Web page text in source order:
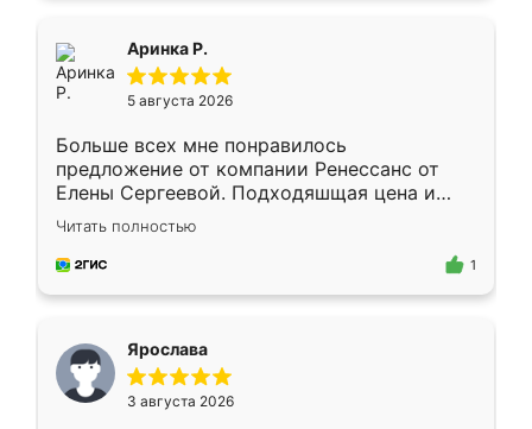
Аринка Р.
5 августа 2026
Больше всех мне понравилось
предложение от компании Ренессанс от
Елены Сергеевой. Подходяшщая цена и
короткие сроки изготовления. Приехавший
для замера сотрудник Владислав
предложил по моему эскизу самый
Читать полностью
1
Ярослава
3 августа 2026